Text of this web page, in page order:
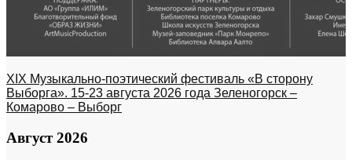
XIX Музыкально-поэтический фестиваль «В сторону
Выборга». 15-23 августа 2026 года Зеленогорск –
Комарово – Выборг
Август 2026